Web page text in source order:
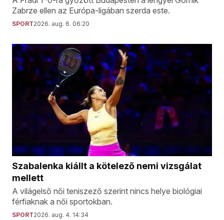
Zabrze ellen az Európa-ligában szerda este.
SPORT2026. aug. 6. 06:20
Szabalenka kiállt a kötelező nemi vizsgálat
mellett
A világelső női teniszező szerint nincs helye biológiai
férfiaknak a női sportokban.
SPORT2026. aug. 4. 14:34